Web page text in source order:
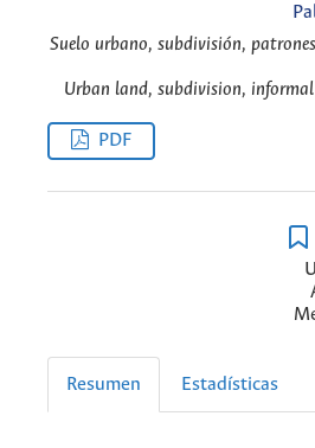
Suelo urbano, subdivisión,
Urban land, subdivision,
PDF
Resumen Estadísticas